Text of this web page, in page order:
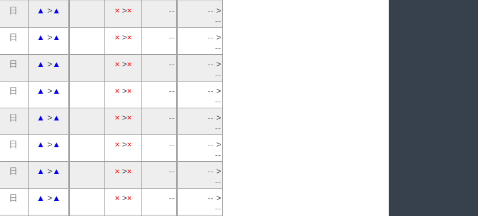
日 ▲ >▲ × >× -- -- >
--
日 ▲ >▲ × >× -- -- >
--
日 ▲ >▲ × >× -- -- >
--
日 ▲ >▲ × >× -- -- >
--
日 ▲ >▲ × >× -- -- >
--
日 ▲ >▲ × >× -- -- >
--
日 ▲ >▲ × >× -- -- >
--
日 ▲ >▲ × >× -- -- >
--